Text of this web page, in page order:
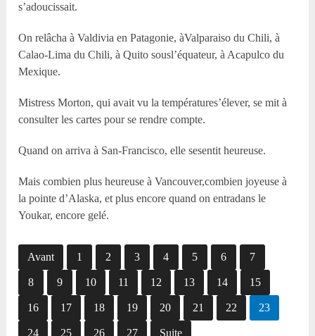
s’adoucissait.
On relâcha à Valdivia en Patagonie, àValparaiso du Chili, à
Calao-Lima du Chili, à Quito sousl’équateur, à Acapulco du
Mexique.
Mistress Morton, qui avait vu la températures’élever, se mit à
consulter les cartes pour se rendre compte.
Quand on arriva à San-Francisco, elle sesentit heureuse.
Mais combien plus heureuse à Vancouver,combien joyeuse à
la pointe d’Alaska, et plus encore quand on entradans le
Youkar, encore gelé.
Avant 1 2 3 4 5 6 7
8 9 10 11 12 13 14 15
16 17 18 19 20 21 22 23
24 25 26 27 Suite